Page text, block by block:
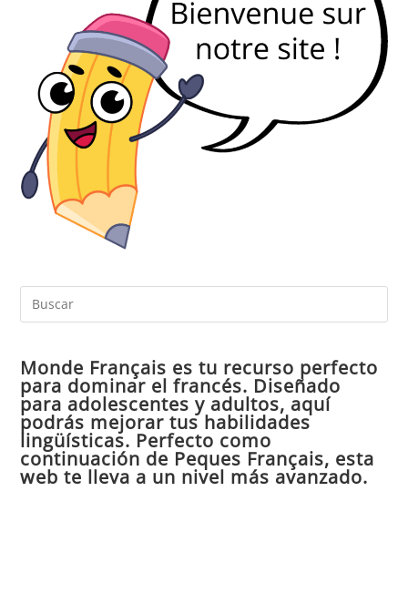
Monde Français es tu recurso perfecto
para dominar el francés. Diseñado
para adolescentes y adultos, aquí
podrás mejorar tus habilidades
lingüísticas. Perfecto como
continuación de Peques Français, esta
web te lleva a un nivel más avanzado.